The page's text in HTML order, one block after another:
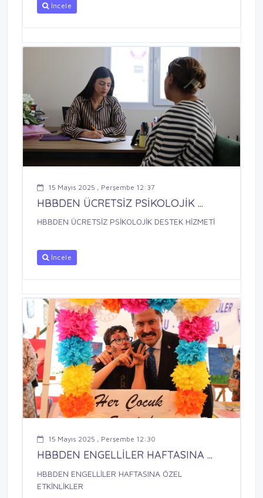
İncele
15 Mayıs 2025 , Perşembe 12:37
HBBDEN ÜCRETSİZ PSİKOLOJİK ...
HBBDEN ÜCRETSİZ PSİKOLOJİK DESTEK HİZMETİ
İncele
15 Mayıs 2025 , Perşembe 12:30
HBBDEN ENGELLİLER HAFTASINA ...
HBBDEN ENGELLİLER HAFTASINA ÖZEL
ETKİNLİKLER